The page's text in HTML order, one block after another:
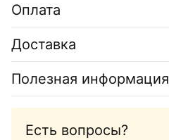
Оплата
Доставка
Полезная информация
Есть вопросы?